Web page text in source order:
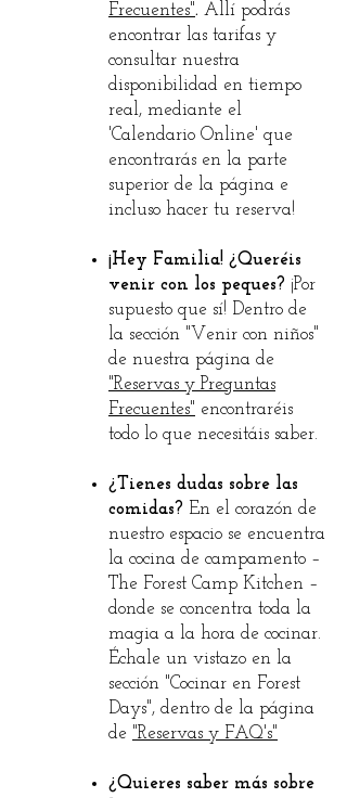
Frecuentes". Allí podrás
encontrar las tarifas y
consultar nuestra
disponibilidad en tiempo
real, mediante el
'Calendario Online' que
encontrarás en la parte
superior de la página e
incluso hacer tu reserva!
¡Hey Familia! ¿Queréis
venir con los peques? ¡Por
supuesto que sí! Dentro de
la sección "Venir con niños"
de nuestra página de
"Reservas y Preguntas
Frecuentes" encontraréis
todo lo que necesitáis saber.
¿Tienes dudas sobre las
comidas? En el corazón de
nuestro espacio se encuentra
la cocina de campamento –
The Forest Camp Kitchen –
donde se concentra toda la
magia a la hora de cocinar.
Échale un vistazo en la
sección "Cocinar en Forest
Days", dentro de la página
de "Reservas y FAQ's"
¿Quieres saber más sobre